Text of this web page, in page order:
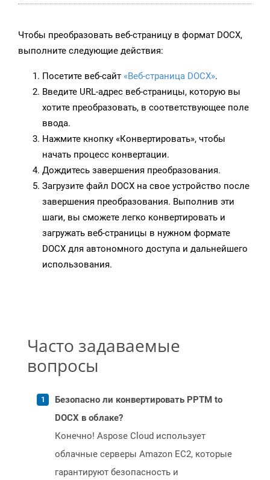
Чтобы преобразовать веб-страницу в формат DOCX,
выполните следующие действия:
Посетите веб-сайт «Веб-страница DOCX».
Введите URL-адрес веб-страницы, которую вы
хотите преобразовать, в соответствующее поле
ввода.
Нажмите кнопку «Конвертировать», чтобы
начать процесс конвертации.
Дождитесь завершения преобразования.
Загрузите файл DOCX на свое устройство после
завершения преобразования. Выполнив эти
шаги, вы сможете легко конвертировать и
загружать веб-страницы в нужном формате
DOCX для автономного доступа и дальнейшего
использования.
Часто задаваемые
вопросы
Безопасно ли конвертировать PPTM to
DOCX в облаке?
Конечно! Aspose Cloud использует
облачные серверы Amazon EC2, которые
гарантируют безопасность и